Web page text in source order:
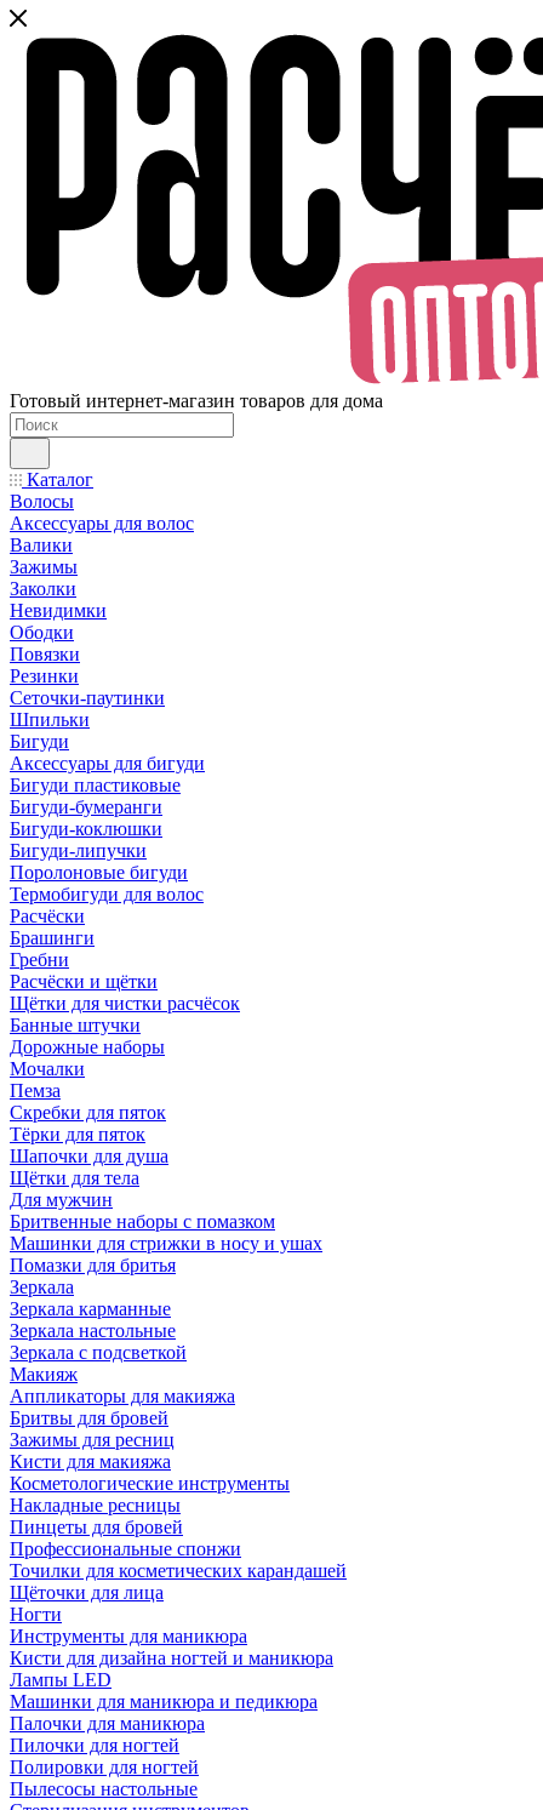
Готовый интернет-магазин товаров для дома
Каталог
Волосы
Аксессуары для волос
Валики
Зажимы
Заколки
Невидимки
Ободки
Повязки
Резинки
Сеточки-паутинки
Шпильки
Бигуди
Аксессуары для бигуди
Бигуди пластиковые
Бигуди-бумеранги
Бигуди-коклюшки
Бигуди-липучки
Поролоновые бигуди
Термобигуди для волос
Расчёски
Брашинги
Гребни
Расчёски и щётки
Щётки для чистки расчёсок
Банные штучки
Дорожные наборы
Мочалки
Пемза
Скребки для пяток
Тёрки для пяток
Шапочки для душа
Щётки для тела
Для мужчин
Бритвенные наборы с помазком
Машинки для стрижки в носу и ушах
Помазки для бритья
Зеркала
Зеркала карманные
Зеркала настольные
Зеркала с подсветкой
Макияж
Аппликаторы для макияжа
Бритвы для бровей
Зажимы для ресниц
Кисти для макияжа
Косметологические инструменты
Накладные ресницы
Пинцеты для бровей
Профессиональные спонжи
Точилки для косметических карандашей
Щёточки для лица
Ногти
Инструменты для маникюра
Кисти для дизайна ногтей и маникюра
Лампы LED
Машинки для маникюра и педикюра
Палочки для маникюра
Пилочки для ногтей
Полировки для ногтей
Пылесосы настольные